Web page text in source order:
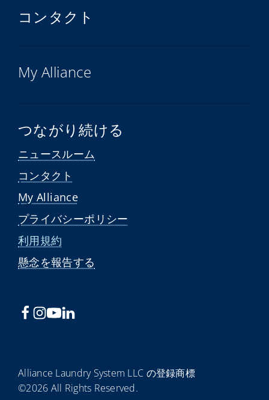
コンタクト
My Alliance
つながり続ける
ニュースルーム
コンタクト
My Alliance
プライバシーポリシー
利用規約
懸念を報告する
Alliance Laundry System LLC の登録商標
©2026 All Rights Reserved.